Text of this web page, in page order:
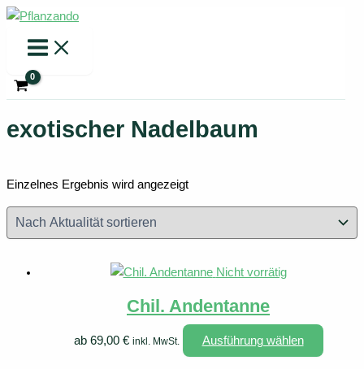
Zum
springen
exotischer Nadelbaum
Einzelnes Ergebnis wird angezeigt
Nicht vorrätig
Chil. Andentanne
ab 69,00 € inkl. MwSt. Ausführung wählen